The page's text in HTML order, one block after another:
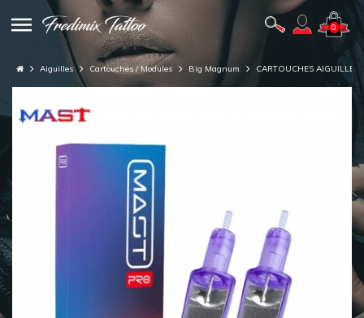
0
Aiguilles Cartouches / Modules Big Magnum CARTOUCHES AIGUILLES